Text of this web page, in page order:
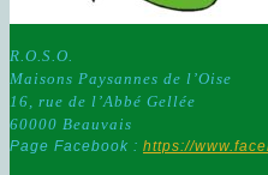
R.O.S.O.
Maisons Paysannes de l’Oise
16, rue de l’Abbé Gellée
60000 Beauvais
Page Facebook : https://